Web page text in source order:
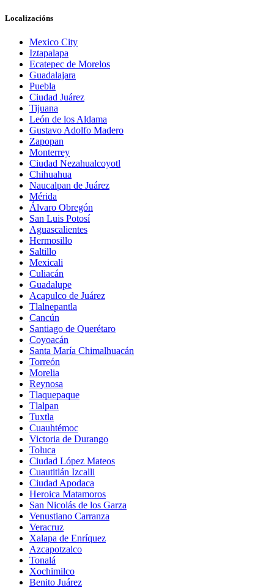
Localizacións
Mexico City
Iztapalapa
Ecatepec de Morelos
Guadalajara
Puebla
Ciudad Juárez
Tijuana
León de los Aldama
Gustavo Adolfo Madero
Zapopan
Monterrey
Ciudad Nezahualcoyotl
Chihuahua
Naucalpan de Juárez
Mérida
Álvaro Obregón
San Luis Potosí
Aguascalientes
Hermosillo
Saltillo
Mexicali
Culiacán
Guadalupe
Acapulco de Juárez
Tlalnepantla
Cancún
Santiago de Querétaro
Coyoacán
Santa María Chimalhuacán
Torreón
Morelia
Reynosa
Tlaquepaque
Tlalpan
Tuxtla
Cuauhtémoc
Victoria de Durango
Toluca
Ciudad López Mateos
Cuautitlán Izcalli
Ciudad Apodaca
Heroica Matamoros
San Nicolás de los Garza
Venustiano Carranza
Veracruz
Xalapa de Enríquez
Azcapotzalco
Tonalá
Xochimilco
Benito Juárez